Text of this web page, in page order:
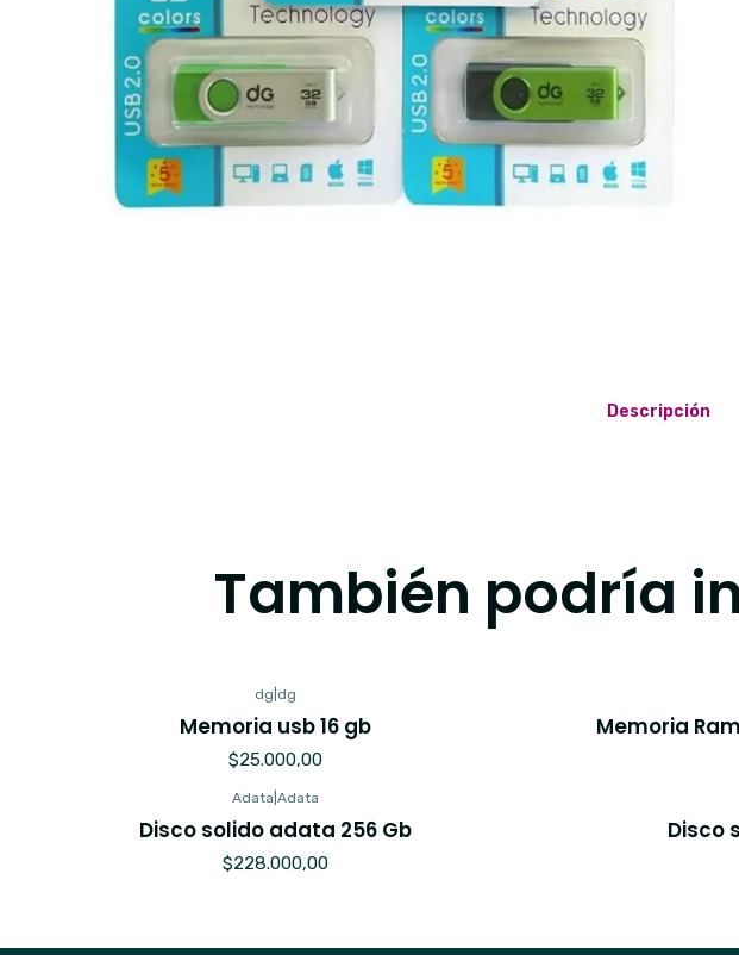
Descripción
También podría
dg dg
Memoria usb 16 gb
$25.000,00
Memoria
Adata |Adata
Disco solido adata 256 Gb
$228.000,00
Disco